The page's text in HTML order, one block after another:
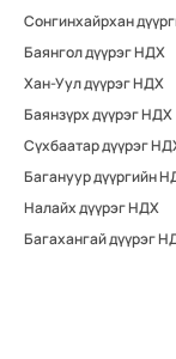
Сонгинхайрхан
Баянгол дүүрэг НДХ
Хан-Уул дүүрэг НДХ
Баянзүрх дүүрэг НДХ
Сүхбаатар дүүрэг
Багануур дүүргийн
Налайх дүүрэг НДХ
Багахангай дүүрэг